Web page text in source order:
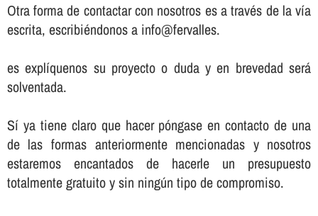
Otra forma de contactar con nosotros es a través de la vía
escrita, escribiéndonos a info@fervalles.
es explíquenos su proyecto o duda y en brevedad será
solventada.
Sí ya tiene claro que hacer póngase en contacto de una
de las formas anteriormente mencionadas y nosotros
estaremos encantados de hacerle un presupuesto
totalmente gratuito y sin ningún tipo de compromiso.